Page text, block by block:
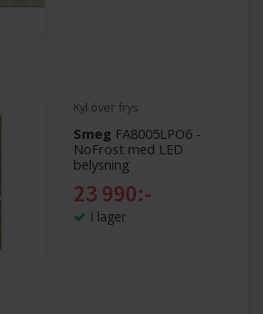
Kyl över frys
Smeg FA8005LPO6 -
NoFrost med LED
belysning
23 990:-
I lager